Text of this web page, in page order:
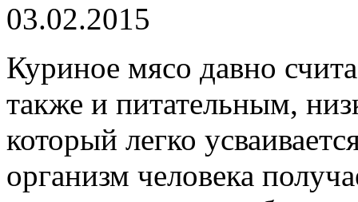
03.02.2015
Куриное мясо давно
также и питательным,
который легко
организм человека